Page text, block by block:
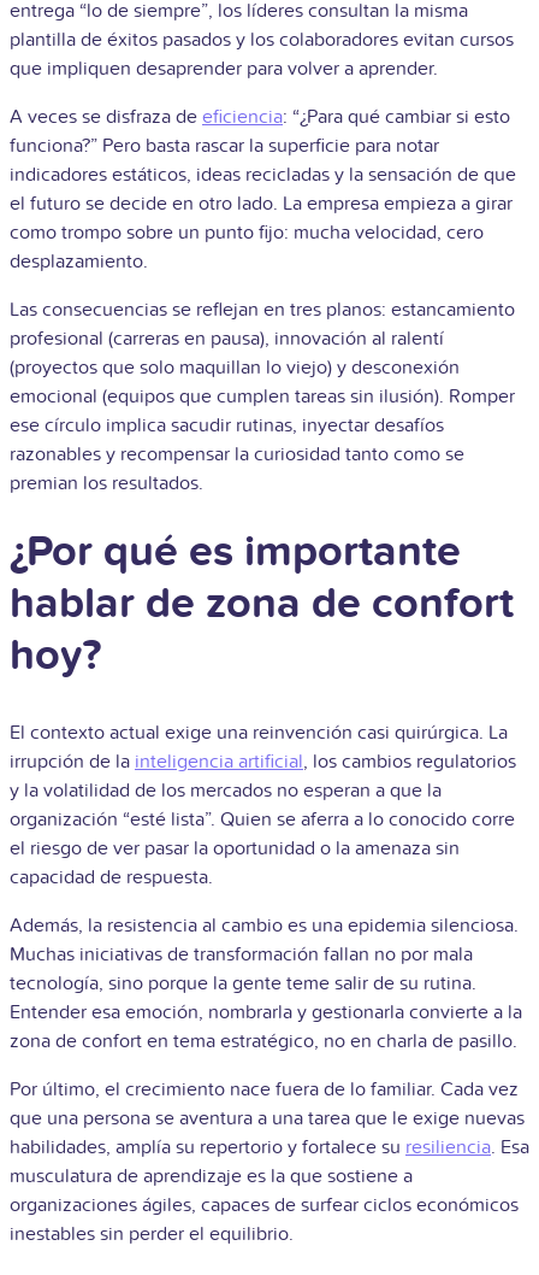
entrega “lo de siempre”, los líderes consultan la misma
plantilla de éxitos pasados y los colaboradores evitan cursos
que impliquen desaprender para volver a aprender.
A veces se disfraza de eficiencia: “¿Para qué cambiar si esto
funciona?” Pero basta rascar la superficie para notar
indicadores estáticos, ideas recicladas y la sensación de que
el futuro se decide en otro lado. La empresa empieza a girar
como trompo sobre un punto fijo: mucha velocidad, cero
desplazamiento.
Las consecuencias se reflejan en tres planos: estancamiento
profesional (carreras en pausa), innovación al ralentí
(proyectos que solo maquillan lo viejo) y desconexión
emocional (equipos que cumplen tareas sin ilusión). Romper
ese círculo implica sacudir rutinas, inyectar desafíos
razonables y recompensar la curiosidad tanto como se
premian los resultados.
¿Por qué es importante
hablar de zona de confort
hoy?
El contexto actual exige una reinvención casi quirúrgica. La
irrupción de la inteligencia artificial, los cambios regulatorios
y la volatilidad de los mercados no esperan a que la
organización “esté lista”. Quien se aferra a lo conocido corre
el riesgo de ver pasar la oportunidad o la amenaza sin
capacidad de respuesta.
Además, la resistencia al cambio es una epidemia silenciosa.
Muchas iniciativas de transformación fallan no por mala
tecnología, sino porque la gente teme salir de su rutina.
Entender esa emoción, nombrarla y gestionarla convierte a la
zona de confort en tema estratégico, no en charla de pasillo.
Por último, el crecimiento nace fuera de lo familiar. Cada vez
que una persona se aventura a una tarea que le exige nuevas
habilidades, amplía su repertorio y fortalece su resiliencia. Esa
musculatura de aprendizaje es la que sostiene a
organizaciones ágiles, capaces de surfear ciclos económicos
inestables sin perder el equilibrio.